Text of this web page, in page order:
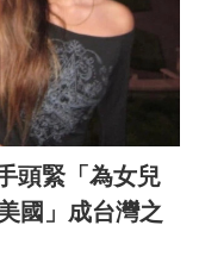
頭緊「為女兒
國」成台灣之